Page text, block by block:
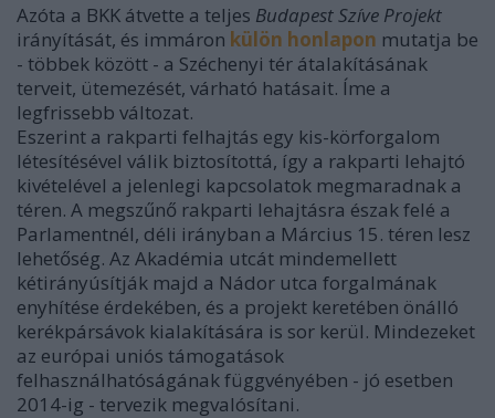
Azóta a BKK átvette a teljes Budapest Szíve Projekt
irányítását, és immáron külön honlapon mutatja be
- többek között - a Széchenyi tér átalakításának
terveit, ütemezését, várható hatásait. Íme a
legfrissebb változat.
Eszerint a rakparti felhajtás egy kis-körforgalom
létesítésével válik biztosítottá, így a rakparti lehajtó
kivételével a jelenlegi kapcsolatok megmaradnak a
téren. A megszűnő rakparti lehajtásra észak felé a
Parlamentnél, déli irányban a Március 15. téren lesz
lehetőség. Az Akadémia utcát mindemellett
kétirányúsítják majd a Nádor utca forgalmának
enyhítése érdekében, és a projekt keretében önálló
kerékpársávok kialakítására is sor kerül. Mindezeket
az európai uniós támogatások
felhasználhatóságának függvényében - jó esetben
2014-ig - tervezik megvalósítani.